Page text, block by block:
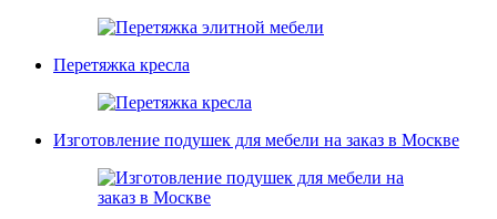
Перетяжка кресла
Изготовление подушек для мебели на заказ в Москве